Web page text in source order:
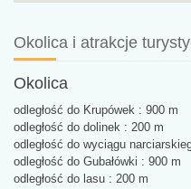
Okolica i atrakcje
Okolica
odległość do Krupówek : 900 m
odległość do dolinek : 200 m
odległość do wyciągu
odległość do Gubałówki : 900 m
odległość do lasu : 200 m